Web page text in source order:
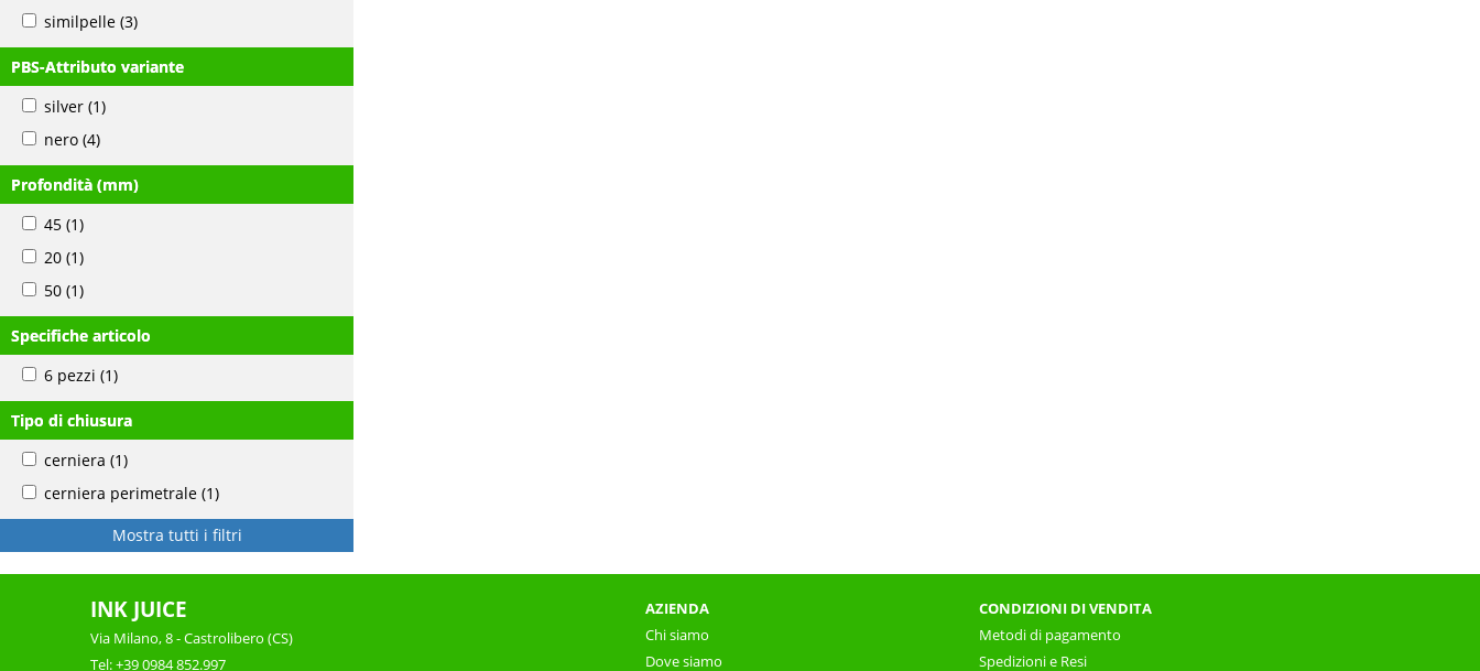
similpelle (3)
PBS-Attributo variante
silver (1)
nero (4)
Profondità (mm)
45 (1)
20 (1)
50 (1)
Specifiche articolo
6 pezzi (1)
Tipo di chiusura
cerniera (1)
cerniera perimetrale (1)
Mostra tutti i filtri
INK JUICE
Via Milano, 8 - Castrolibero (CS)
Tel: +39 0984 852.997
AZIENDA
Chi siamo
Dove siamo
CONDIZIONI DI VENDITA
Metodi di pagamento
Spedizioni e Resi